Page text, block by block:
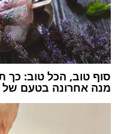
סוף טוב, הכל טוב: כך
מנה אחרונה בטעם של